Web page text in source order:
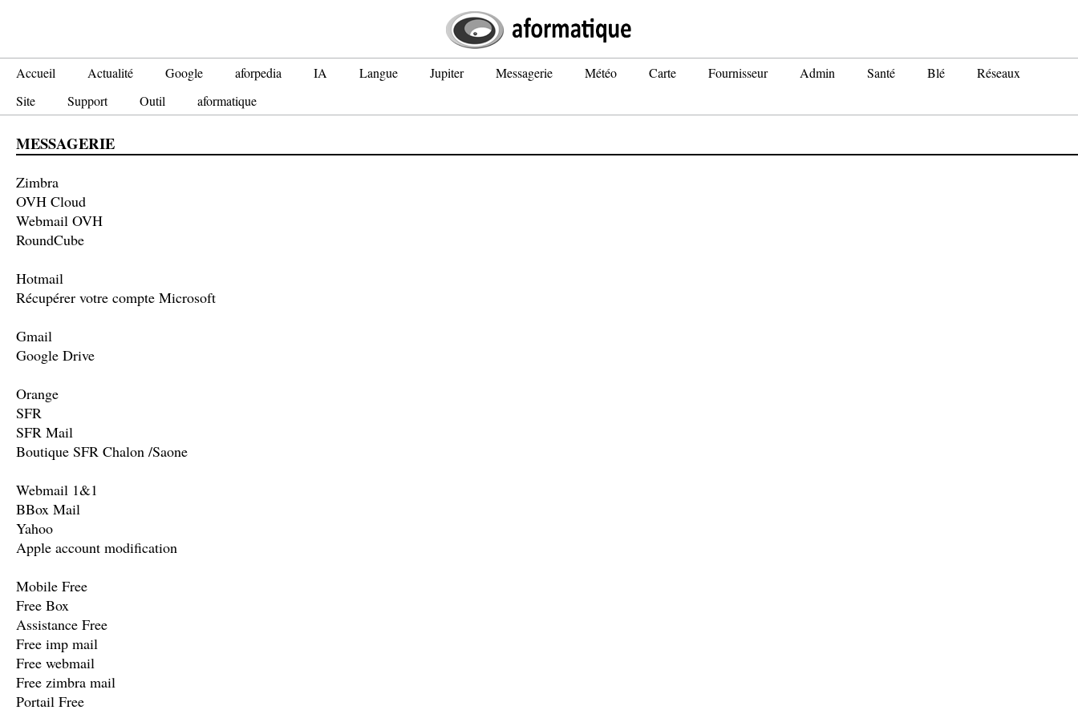
Accueil Actualité Google aforpedia IA Langue Jupiter Messagerie Météo Carte Fournisseur Admin Santé Blé
Réseaux
Site
Support Outil aformatique
MESSAGERIE
Zimbra
OVH Cloud
Webmail OVH
RoundCube
Hotmail
Récupérer votre compte Microsoft
Gmail
Google Drive
Orange
SFR
SFR Mail
Boutique SFR Chalon /Saone
Webmail 1&1
BBox Mail
Yahoo
Apple account modification
Mobile Free
Free Box
Assistance Free
Free imp mail
Free webmail
Free zimbra mail
Portail Free